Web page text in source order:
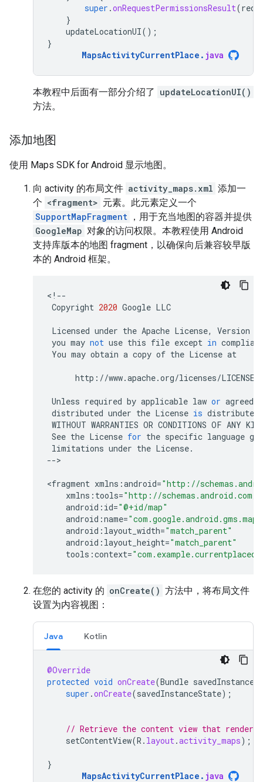
super .onRequestPermissionsResult(
}
updateLocationUI();
}
MapsActivityCurrentPlace . java
本教程中后面有一部分介绍了 updateLocationUI()
方法。
添加地图
使用 Maps SDK for Android 显示地图。
向 activity 的布局文件 activity_maps.xml 添加一
个 <fragment> 元素。此元素定义一个
SupportMapFragment
，用于充当地图的容器并提供
GoogleMap 对象的访问权限。本教程使用 Android
支持库版本的地图 fragment，以确保向后兼容较早版
本的 Android 框架。
< !--
Copyright 2020 Google LLC
Licensed under the Apache License, Version
you may not use this file except in
You may obtain a copy of the License at
http : //www.apache.org/licenses/LICENSE
Unless required by applicable law or agreed
distributed under the License is distributed
WITHOUT WARRANTIES OR CONDITIONS OF ANY
See the License for the specific language
limitations under the License.
-->
<fragment xmlns :android="http://
xmlns : tools="http://schemas.android.com/
android : id="@+id/map"
android :name=
android : layout_width="match_parent"
android : layout_height="match_parent"
tools :context=
在您的 activity 的 onCreate() 方法中，将布局文件
设置为内容视图：
Java Kotlin
@Override
protected void onCreate(Bundle
super .onCreate(savedInstanceState);
// Retrieve the content view that renders
setContentView(R . layout .activity_maps);
}
MapsActivityCurrentPlace . java